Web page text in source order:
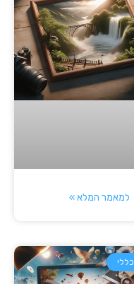
למאמר המלא »
כללי